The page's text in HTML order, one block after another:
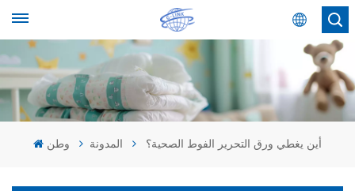
عربي
English
وطن المدونة أين يغطي ورق التحرير الفوط الصحية؟